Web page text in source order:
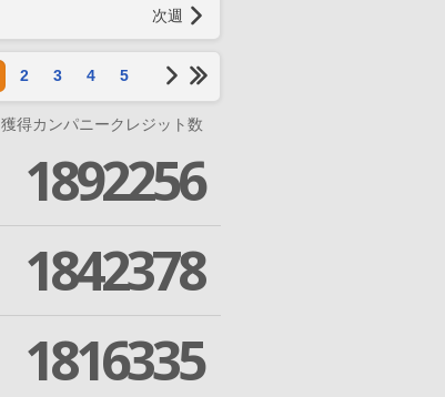
次週
2 3 4 5
獲得カンパニークレジット数
1892256
1842378
1816335